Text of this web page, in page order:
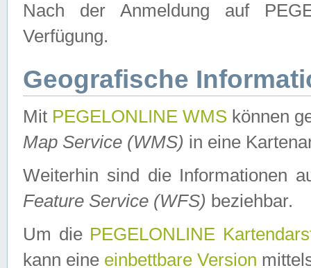
Nach der Anmeldung auf
Verfügung.
Geografische
Mit PEGELONLINE WMS können
Map Service (WMS) in eine
Weiterhin sind die Informationen
Feature Service (WFS) beziehbar.
Um die PEGELONLINE
kann eine einbettbare Version